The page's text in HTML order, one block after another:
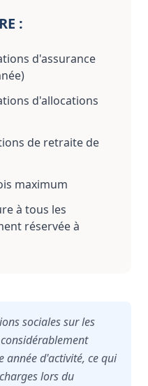
:
d'assurance
d'allocations
de retraite de
maximum
à tous les
réservée à
sociales sur les
année d'activité, ce qui
lors du